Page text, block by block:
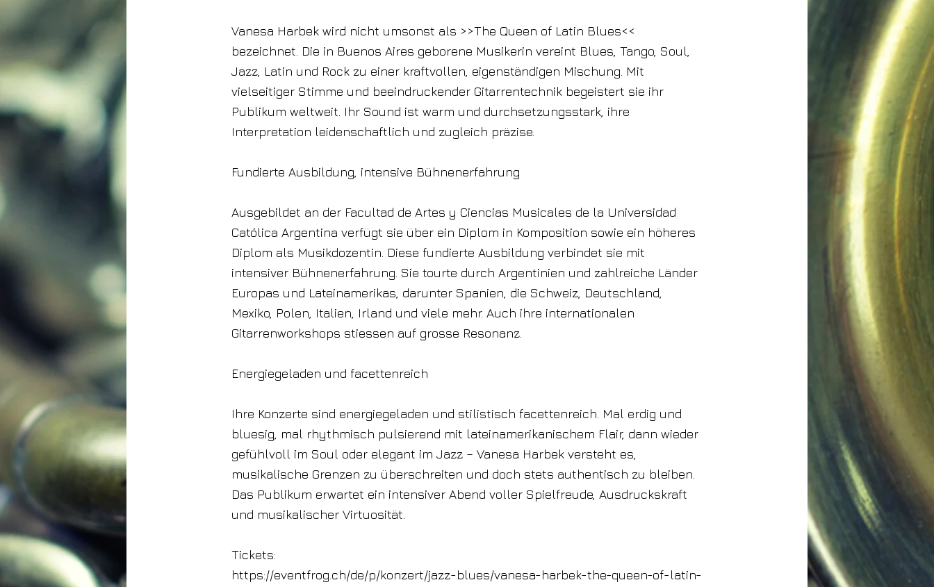
Vanesa Harbek wird nicht umsonst als >>The Queen of Latin Blues<<
bezeichnet. Die in Buenos Aires geborene Musikerin vereint Blues, Tango, Soul,
Jazz, Latin und Rock zu einer kraftvollen, eigenständigen Mischung. Mit
vielseitiger Stimme und beeindruckender Gitarrentechnik begeistert sie ihr
Publikum weltweit. Ihr Sound ist warm und durchsetzungsstark, ihre
Interpretation leidenschaftlich und zugleich präzise.
Fundierte Ausbildung, intensive Bühnenerfahrung
Ausgebildet an der Facultad de Artes y Ciencias Musicales de la Universidad
Católica Argentina verfügt sie über ein Diplom in Komposition sowie ein höheres
Diplom als Musikdozentin. Diese fundierte Ausbildung verbindet sie mit
intensiver Bühnenerfahrung. Sie tourte durch Argentinien und zahlreiche Länder
Europas und Lateinamerikas, darunter Spanien, die Schweiz, Deutschland,
Mexiko, Polen, Italien, Irland und viele mehr. Auch ihre internationalen
Gitarrenworkshops stiessen auf grosse Resonanz.
Energiegeladen und facettenreich
Ihre Konzerte sind energiegeladen und stilistisch facettenreich. Mal erdig und
bluesig, mal rhythmisch pulsierend mit lateinamerikanischem Flair, dann wieder
gefühlvoll im Soul oder elegant im Jazz – Vanesa Harbek versteht es,
musikalische Grenzen zu überschreiten und doch stets authentisch zu bleiben.
Das Publikum erwartet ein intensiver Abend voller Spielfreude, Ausdruckskraft
und musikalischer Virtuosität.
Tickets:
https://eventfrog.ch/de/p/konzert/jazz-blues/vanesa-harbek-the-queen-of-latin-